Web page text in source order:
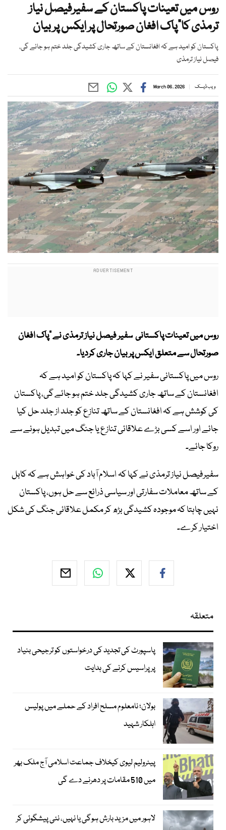
روس میں تعینات پاکستان کے سفیرفیصل نیاز
ترمذی کا”پاک افغان صورتحال پر ایکس پر بیان
پاکستان کو امید ہے کہ افغانستان کے ساتھ جاری کشیدگی جلد ختم ہو جائے گی،
فیصل نیاز ترمذی
ویب ڈیسک March 06, 2026
روس میں تعینات پاکستانی سفیر فیصل نیاز ترمذی نے ”پاک افغان
صورتحال سے متعلق ایکس پر بیان جاری کردیا۔
روس میں پاکستانی سفیر نے کہا کہ پاکستان کو امید ہے کہ
افغانستان کے ساتھ جاری کشیدگی جلد ختم ہو جائے گی، پاکستان
کی کوشش ہے کہ افغانستان کے ساتھ تنازع کو جلد از جلد حل کیا
جائے اور اسے کسی بڑے علاقائی تنازع یا جنگ میں تبدیل ہونے سے
روکا جائے۔
سفیرفیصل نیاز ترمذی نے کہا کہ اسلام آباد کی خواہش ہے کہ کابل
کے ساتھ معاملات سفارتی اور سیاسی ذرائع سے حل ہوں، پاکستان
نہیں چاہتا کہ موجودہ کشیدگی بڑھ کر مکمل علاقائی جنگ کی شکل
اختیار کرے۔
متعلقہ
پاسپورٹ کی تجدید کی درخواستوں کو ترجیحی بنیاد
پر پراسیس کرنے کی ہدایت
بولان؛ نامعلوم مسلح افراد کے حملے میں پولیس
اہلکار شہید
پیٹرولیم لیوی کیخلاف جماعت اسلامی آج ملک بھر
میں 510 مقامات پر دھرنے دے گی
لاہور میں مزید بارش ہوگی یا نہیں، نئی پیشگوئی کر